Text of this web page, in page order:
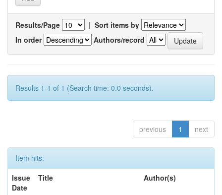
Results/Page | Sort items by
In order
Authors/record
Results 1-1 of 1 (Search time: 0.0 seconds).
previous 1 next
Item hits:
Issue
Date
Title Author(s)